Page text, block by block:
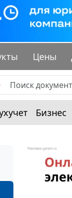
Цены
Бизнес